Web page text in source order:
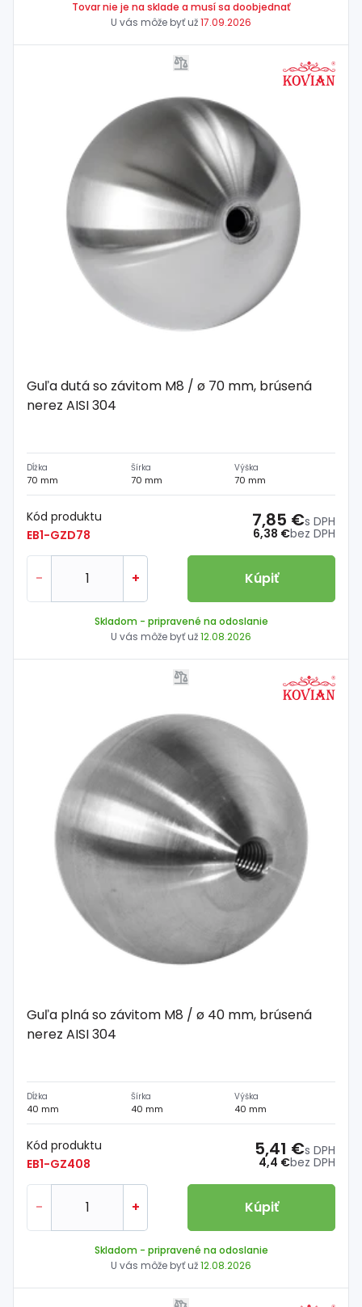
Tovar nie je na sklade a musí sa doobjednať
U vás môže byť už17.09.2026
Guľa dutá so závitom M8 / ø 70 mm, brúsená
nerez AISI 304
Dĺžka
70 mm
Šírka
70 mm
Výška
70 mm
Kód produktu
EB1-GZD78
6,38 €bez DPH
7,85 €s DPH
- + Kúpiť
Skladom - pripravené na odoslanie
U vás môže byť už12.08.2026
Guľa plná so závitom M8 / ø 40 mm, brúsená
nerez AISI 304
Dĺžka
40 mm
Šírka
40 mm
Výška
40 mm
Kód produktu
EB1-GZ408
4,4 €bez DPH
5,41 €s DPH
- + Kúpiť
Skladom - pripravené na odoslanie
U vás môže byť už12.08.2026